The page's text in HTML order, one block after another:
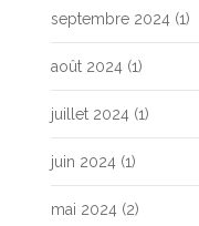
septembre 2024 (1)
août 2024 (1)
juillet 2024 (1)
juin 2024 (1)
mai 2024 (2)